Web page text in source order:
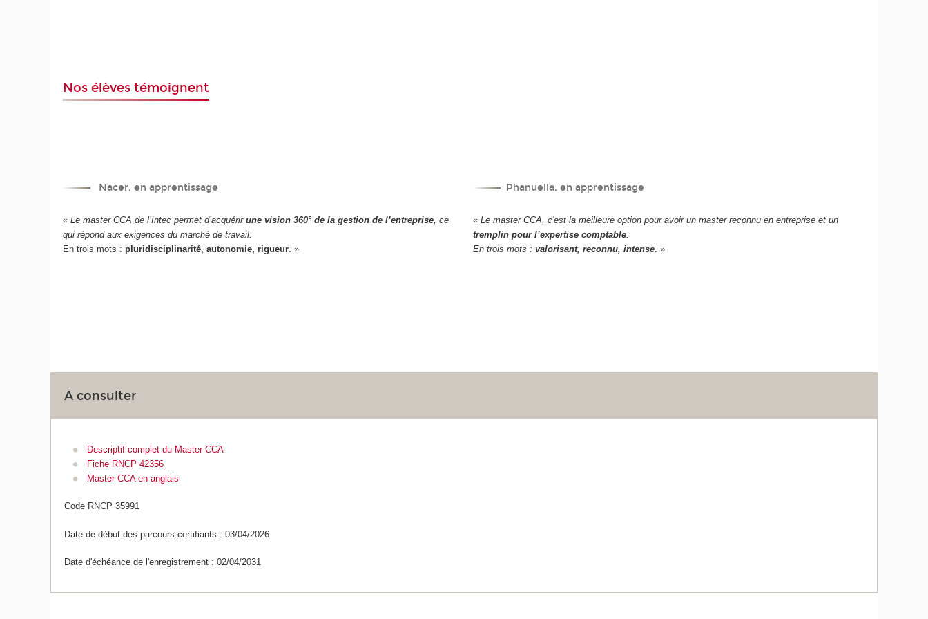
Nos élèves témoignent
Nacer, en apprentissage
« Le master CCA de l’Intec permet d’acquérirune vision 360° de la gestion de l’entreprise, ce
qui répond aux exigences du marché de travail.
En trois mots :pluridisciplinarité, autonomie, rigueur. »
Phanuella, en apprentissage
« Le master CCA, c'est la meilleure option pour avoir un master reconnu en entreprise et un
tremplin pour l’expertise comptable.
En trois mots : valorisant, reconnu, intense. »
A consulter
Descriptif complet du Master CCA
Fiche RNCP 42356
Master CCA en anglais
Code RNCP 35991
Date de début des parcours certifiants : 03/04/2026
Date d'échéance de l'enregistrement : 02/04/2031